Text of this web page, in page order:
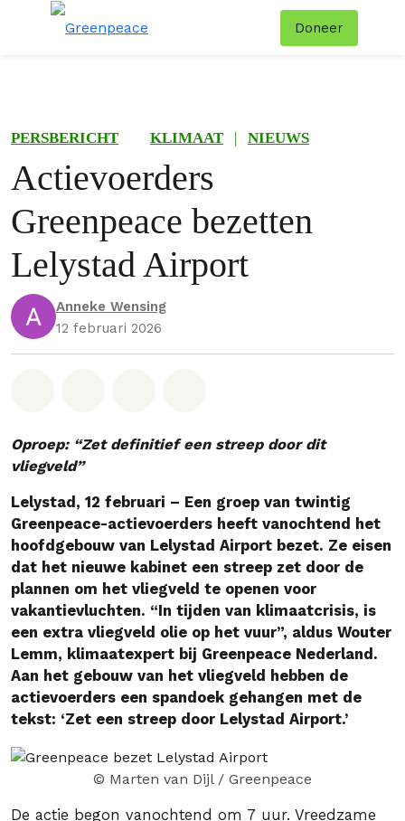
Doneer
PERSBERICHT KLIMAAT | NIEUWS
Actievoerders
Greenpeace bezetten
Lelystad Airport
Anneke Wensing
12 februari 2026
Oproep: “Zet definitief een streep door dit
vliegveld”
Lelystad, 12 februari – Een groep van twintig
Greenpeace-actievoerders heeft vanochtend het
hoofdgebouw van Lelystad Airport bezet. Ze eisen
dat het nieuwe kabinet een streep zet door de
plannen om het vliegveld te openen voor
vakantievluchten. “In tijden van klimaatcrisis, is
een extra vliegveld olie op het vuur”, aldus Wouter
Lemm, klimaatexpert bij Greenpeace Nederland.
Aan het gebouw van het vliegveld hebben de
actievoerders een spandoek gehangen met de
tekst: ‘Zet een streep door Lelystad Airport.’
© Marten van Dijl / Greenpeace
De actie begon vanochtend om 7 uur. Vreedzame